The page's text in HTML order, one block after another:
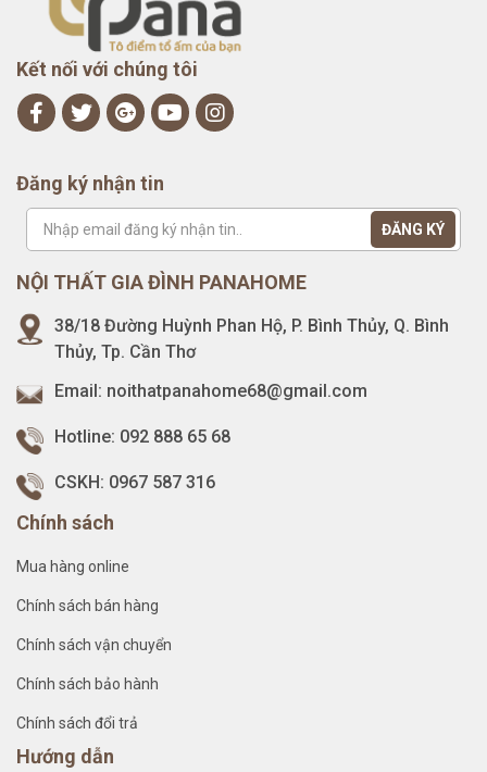
Kết nối với chúng tôi
Đăng ký nhận tin
NỘI THẤT GIA ĐÌNH PANAHOME
38/18 Đường Huỳnh Phan Hộ, P. Bình Thủy, Q. Bình
Thủy, Tp. Cần Thơ
Email: noithatpanahome68@gmail.com
Hotline: 092 888 65 68
CSKH: 0967 587 316
Chính sách
Mua hàng online
Chính sách bán hàng
Chính sách vận chuyển
Chính sách bảo hành
Chính sách đổi trả
Hướng dẫn